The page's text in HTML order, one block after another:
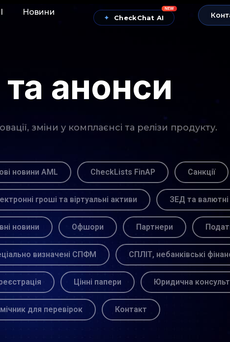
Новини
✦ CheckChat AI
NEW
анонси
зміни у комплаєнсі та релізи продукту.
новини AML CheckLists FinAP Санкції
гроші та віртуальні активи ЗЕД та валютні
новини Офшори Партнери
визначені СПФМ СПЛІТ, небанківські
Цінні папери Юридична
для перевірок Контакт